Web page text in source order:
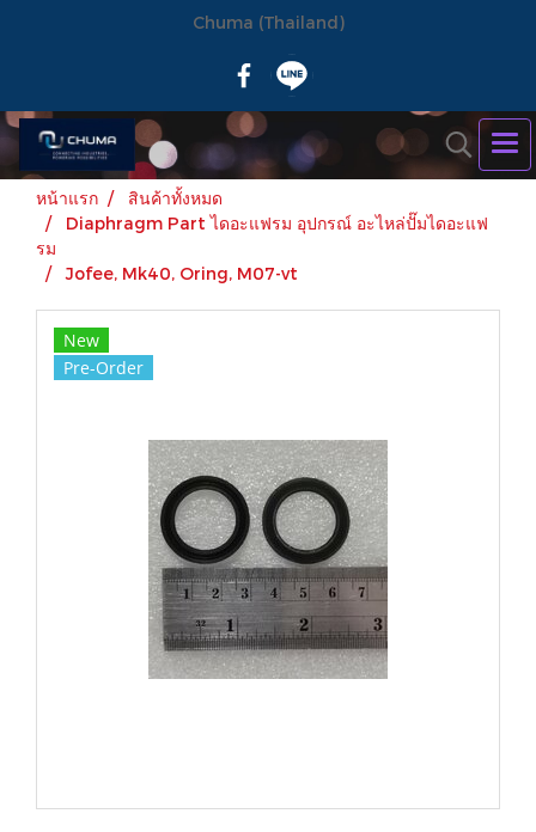
Chuma (Thailand)
หน้าแรก
สินค้าทั้งหมด
Diaphragm Part ไดอะแฟรม อุปกรณ์ อะไหล่ปั๊มไดอะแฟ
รม
Jofee, Mk40, Oring, M07-vt
New
Pre-Order